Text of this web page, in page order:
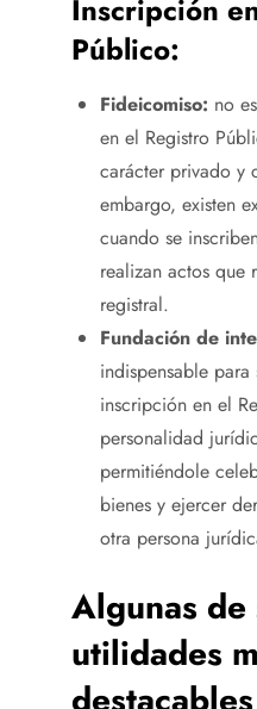
Inscripción
Público:
Fideicomiso: no
en el Registro
carácter privado y
embargo, existen
cuando se
realizan actos que
registral.
Fundación de
indispensable
inscripción en el
personalidad
permitiéndole
bienes y ejercer
otra persona
Algunas de
utilidades